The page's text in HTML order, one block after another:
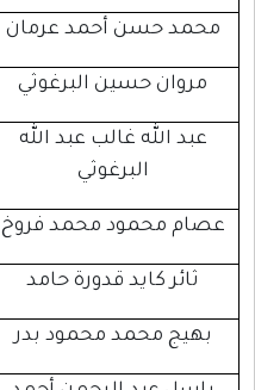
محمد حسن أحمد عرمان
مروان حسين البرغوثي
عبد الله غالب عبد الله
البرغوثي
عصام محمود محمد فروخ
ثائر كايد قدورة حامد
بهيج محمد محمود بدر